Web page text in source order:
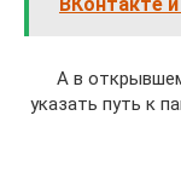
А в
указать путь к